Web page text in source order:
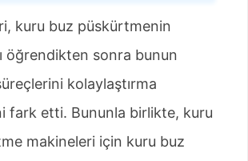
kuru buz püskürtmenin
öğrendikten sonra bunun
kolaylaştırma
fark etti. Bununla birlikte, kuru
makineleri için kuru buz